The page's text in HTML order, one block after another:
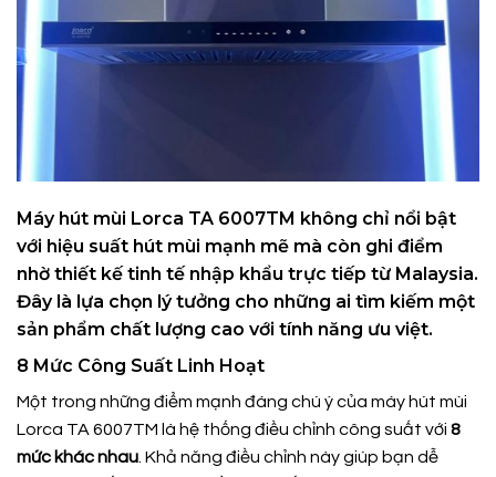
Máy hút mùi Lorca TA 6007TM không chỉ nổi bật
với hiệu suất hút mùi mạnh mẽ mà còn ghi điểm
nhờ thiết kế tinh tế nhập khẩu trực tiếp từ Malaysia.
Đây là lựa chọn lý tưởng cho những ai tìm kiếm một
sản phẩm chất lượng cao với tính năng ưu việt.
8 Mức Công Suất Linh Hoạt
Một trong những điểm mạnh đáng chú ý của máy hút mùi
Lorca TA 6007TM là hệ thống điều chỉnh công suất với 8
mức khác nhau . Khả năng điều chỉnh này giúp bạn dễ